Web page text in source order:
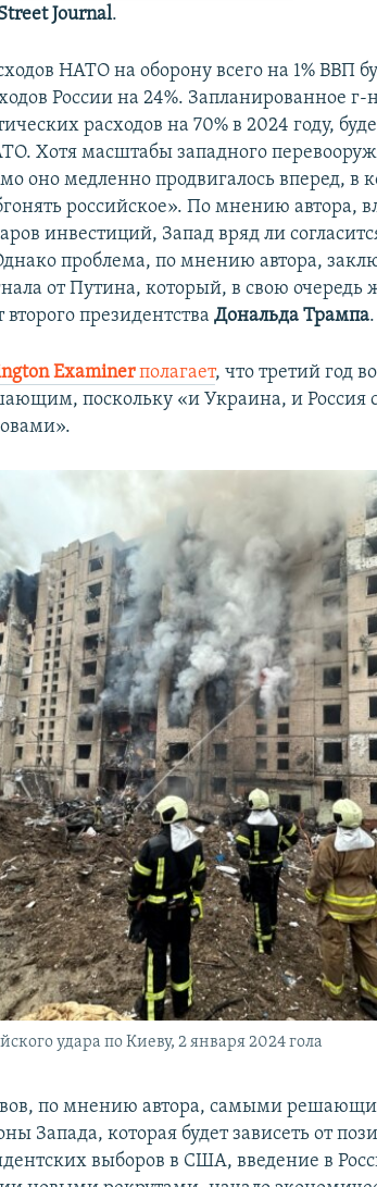
Journal.
НАТО на оборону всего на 1% ВВП
России на 24%. Запланированное
расходов на 70% в 2024 году,
Хотя масштабы западного
оно медленно продвигалось вперед, в
российское». По мнению автора,
инвестиций, Запад вряд ли
проблема, по мнению автора,
от Путина, который, в свою очередь
президентстваДональда Трампа.
Examinerполагает, что третий год
поскольку «и Украина, и Россия
удара по Киеву, 2 января 2024 гола
по мнению автора, самыми
Запада, которая будет зависеть от
выборов в США, введение в